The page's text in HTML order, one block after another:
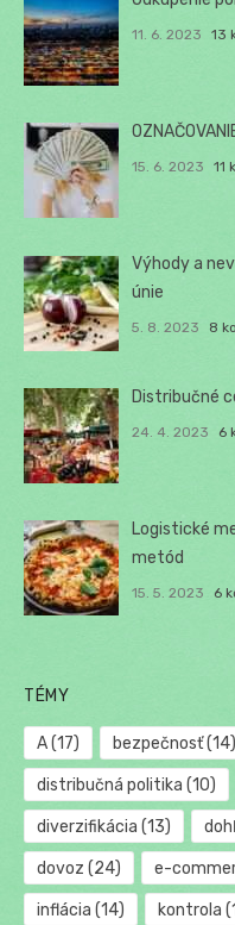
11. 6. 2023 13
15. 6. 2023 11
Výhody a
únie
5. 8. 2023 8
Distribučné
24. 4. 2023 6
Logistické
metód
15. 5. 2023 6
TÉMY
A(17) bezpečnosť(14)
distribučná politika (10)
diverzifikácia (13)
dovoz (24) e-
inflácia (14) kontrola